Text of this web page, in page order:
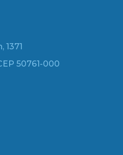
1371
50761-000